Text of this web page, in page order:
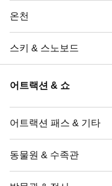
온천
스키 & 스노보드
어트랙션 & 쇼
어트랙션 패스 & 기타
동물원 & 수족관